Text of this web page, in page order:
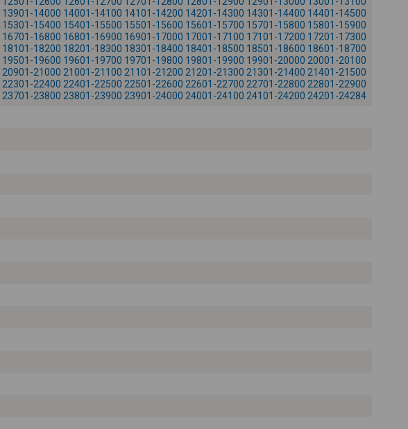
-
13901-14000 14001-14100 14101-14200 14201-14300 14301-14400 14401-14500
15301-15400 15401-15500 15501-15600 15601-15700 15701-15800 15801-15900
16701-16800 16801-16900 16901-17000 17001-17100 17101-17200 17201-17300
18101-18200 18201-18300 18301-18400 18401-18500 18501-18600 18601-18700
19501-19600 19601-19700 19701-19800 19801-19900 19901-20000 20001-20100
20901-21000 21001-21100 21101-21200 21201-21300 21301-21400 21401-21500
22301-22400 22401-22500 22501-22600 22601-22700 22701-22800 22801-22900
23701-23800 23801-23900 23901-24000 24001-24100 24101-24200 24201-24284